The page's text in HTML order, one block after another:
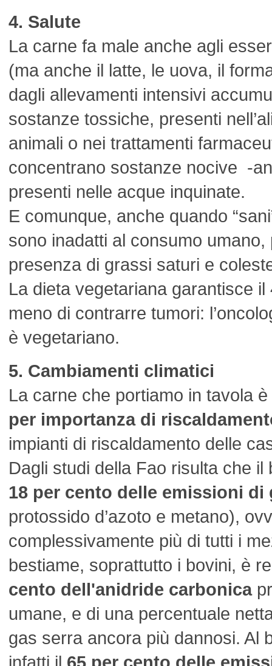
4. Salute
La carne fa male anche agli
(ma anche il latte, le uova, il
dagli allevamenti intensivi
sostanze tossiche, presenti
animali o nei trattamenti
concentrano sostanze nocive -
presenti nelle acque inquinate.
E comunque, anche quando
sono inadatti al consumo umano,
presenza di grassi saturi e
La dieta vegetariana garantisce
meno di contrarre tumori:
è vegetariano.
5. Cambiamenti climatici
La carne che portiamo in tavola è
per importanza di
impianti di riscaldamento delle
Dagli studi della Fao risulta che il
18 per cento delle emissioni di
protossido d’azoto e metano),
complessivamente più di tutti i
bestiame, soprattutto i bovini, è
cento dell'anidride carbonica
umane, e di una percentuale
gas serra ancora più dannosi. Al